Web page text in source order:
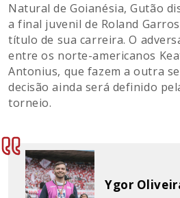
Natural de Goianésia, Gutão
a final juvenil de Roland
título de sua carreira. O
entre os norte-americanos
Antonius, que fazem a outra
decisão ainda será definido
torneio.
Ygor